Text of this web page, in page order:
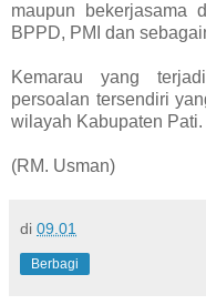
maupun bekerjasama
BPPD, PMI dan
Kemarau yang
persoalan tersendiri
wilayah Kabupaten Pati.
(RM. Usman)
di 09.01
Berbagi